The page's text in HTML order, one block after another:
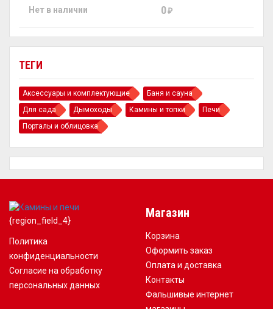
ТЕГИ
Аксессуары и комплектующие
Баня и сауна
Для сада
Дымоходы Камины и топки
Печи
Порталы и облицовка
Нет в наличии 0 ₽
{region_field_4}
Политика
конфиденциальности
Согласие на обработку
персональных данных
Магазин
Корзина
Оформить заказ
Оплата и доставка
Контакты
Фальшивые интернет